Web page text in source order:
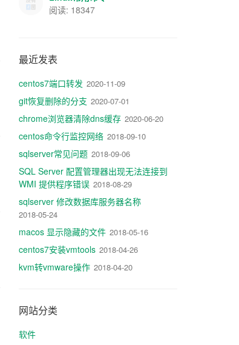
阅读: 18347
最近发表
centos7端口转发 2020-11-09
git恢复删除的分支 2020-07-01
chrome浏览器清除dns缓存 2020-06-20
centos命令行监控网络 2018-09-10
sqlserver常见问题 2018-09-06
SQL Server 配置管理器出现无法连接到
WMI 提供程序错误 2018-08-29
sqlserver 修改数据库服务器名称
2018-05-24
macos 显示隐藏的文件 2018-05-16
centos7安装vmtools 2018-04-26
kvm转vmware操作 2018-04-20
网站分类
软件